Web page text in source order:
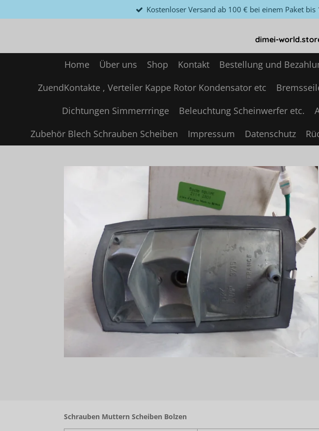
Hauptinhalt
Kostenloser Versand ab 100 € bei einem Paket bis
dimei-
Home Über uns Shop Kontakt Bestellung und
ZuendKontakte , Verteiler Kappe Rotor Kondensator etc
Dichtungen Simmerrringe
Beleuchtung Scheinwerfer etc.
Zubehör Blech Schrauben Scheiben
Impressum Datenschutz
Schrauben Muttern Scheiben Bolzen